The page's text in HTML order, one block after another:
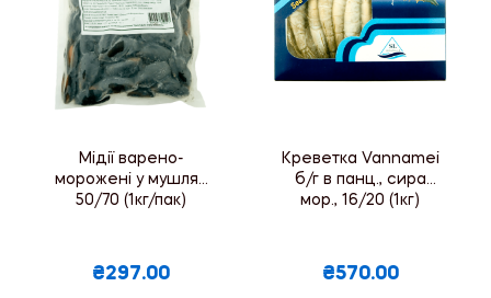
Мідії варено-
морожені у мушлях
50/70 (1кг/пак)
₴297.00
Креветка Vannamei
б/г в панц., сира
мор., 16/20 (1кг)
₴570.00